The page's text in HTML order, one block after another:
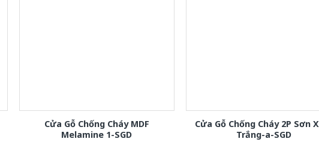
Cửa Gỗ Chống Cháy MDF
Melamine 1-SGD
Cửa Gỗ Chống Cháy 2P Sơn
Trắng-a-SGD